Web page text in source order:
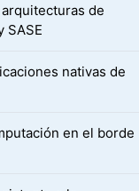
de
SASE
nativas de
en el borde